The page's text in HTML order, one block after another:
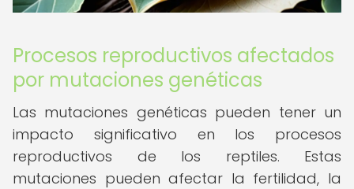
Procesos reproductivos afectados
por mutaciones genéticas
Las mutaciones genéticas pueden tener un
impacto significativo en los procesos
reproductivos de los reptiles. Estas
mutaciones pueden afectar la fertilidad, la